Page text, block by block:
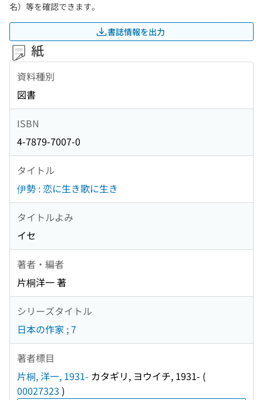
名）等を確認できます。
書誌情報を出力
紙
資料種別
図書
ISBN
4-7879-7007-0
タイトル
伊勢 : 恋に生き歌に生き
タイトルよみ
イセ
著者・編者
片桐洋一 著
シリーズタイトル
日本の作家 ; 7
著者標目
片桐, 洋一, 1931- カタギリ, ヨウイチ, 1931- (
00027323 )